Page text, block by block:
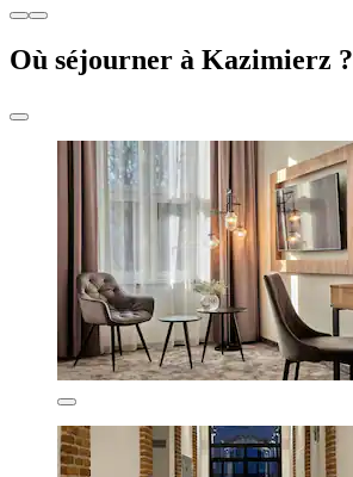
Où séjourner à Kazimierz ?